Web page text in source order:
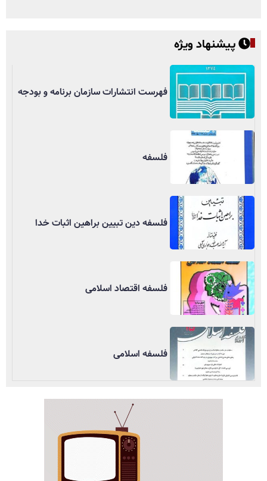
پیشنهاد ویژه
فهرست انتشارات سازمان برنامه و بودجه
فلسفه
فلسفه دین تبیین براهین اثبات خدا
فلسفه اقتصاد اسلامی
فلسفه اسلامی